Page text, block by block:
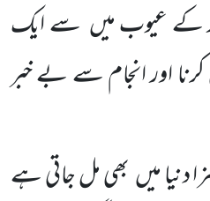
کے عیوب میں سے ایک
اور انجام سے بے خبر
دنیا میں بھی مل جاتی ہے